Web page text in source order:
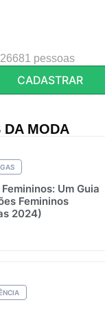
pessoas
CADASTRAR
DA MODA
Um Guia
Femininos
2024)